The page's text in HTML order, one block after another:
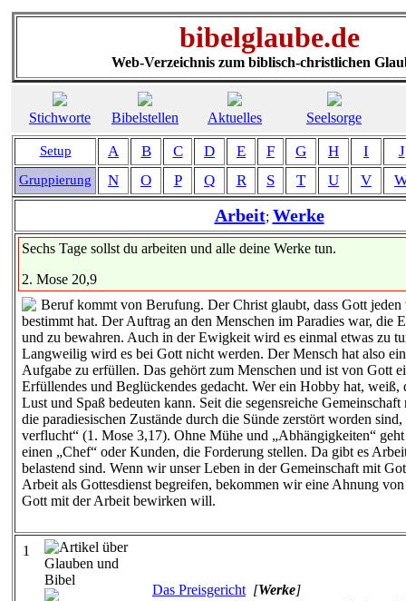
bibelglaube.de
Web-Verzeichnis zum biblisch-christlichen
Stichworte Bibelstellen Aktuelles Seelsorge
Setup A B C D E F G H I J
Gruppierung N O P Q R S T U V
Arbeit; Werke
Sechs Tage sollst du arbeiten und alle deine Werke tun.
2. Mose 20,9
Beruf kommt von Berufung. Der Christ glaubt, dass Gott jeden
bestimmt hat. Der Auftrag an den Menschen im Paradies war, die
und zu bewahren. Auch in der Ewigkeit wird es einmal etwas zu
Langweilig wird es bei Gott nicht werden. Der Mensch hat also
Aufgabe zu erfüllen. Das gehört zum Menschen und ist von Gott
Erfüllendes und Beglückendes gedacht. Wer ein Hobby hat, weiß,
Lust und Spaß bedeuten kann. Seit die segensreiche
die paradiesischen Zustände durch die Sünde zerstört worden
verflucht“ (1. Mose 3,17). Ohne Mühe und „Abhängigkeiten“
einen „Chef“ oder Kunden, die Forderung stellen. Da gibt es
belastend sind. Wenn wir unser Leben in der Gemeinschaft mit
Arbeit als Gottesdienst begreifen, bekommen wir eine Ahnung von
Gott mit der Arbeit bewirken will.
1
Das Preisgericht [Werke]